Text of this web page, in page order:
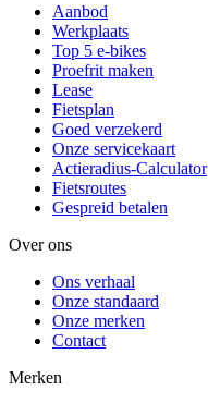
Aanbod
Werkplaats
Top 5 e-bikes
Proefrit maken
Lease
Fietsplan
Goed verzekerd
Onze servicekaart
Actieradius-Calculator
Fietsroutes
Gespreid betalen
Over ons
Ons verhaal
Onze standaard
Onze merken
Contact
Merken